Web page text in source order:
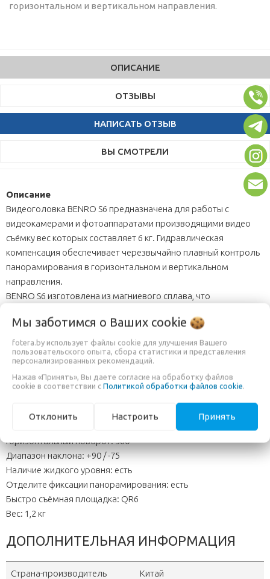
горизонтальном и вертикальном направления.
ОПИСАНИЕ
ОТЗЫВЫ
НАПИСАТЬ ОТЗЫВ
ВЫ СМОТРЕЛИ
Описание
Видеоголовка BENRO S6 предназначена для работы с
видеокамерами и фотоаппаратами производящими видео
съёмку вес которых составляет 6 кг. Гидравлическая
компенсация обеспечивает черезвычайно плавный контроль
панорамирования в горизонтальном и вертикальном
направления.
BENRO S6 изготовлена из магниевого сплава, что
штатив, так и на монопод и на слайдеры с резьбовым
креплением 3/8 дюйма. Благодаря наличию быстро съёмной
площадки QR6, делает установку и быстрый съём камеры
достаточно простой и лёгкой. Длинная рукоятка позволит
свободно управлять головкой.
Технические особенности:
Горизонтальный поворот: 360 °
Диапазон наклона: +90 / -75
Наличие жидкого уровня: есть
Отделите фиксации панорамирования: есть
Быстро съёмная площадка: QR6
Вес: 1,2 кг
ДОПОЛНИТЕЛЬНАЯ ИНФОРМАЦИЯ
Страна-производитель Китай
Мы заботимся о Ваших cookie
fotera.by использует файлы cookie для улучшения Вашего
пользовательского опыта, сбора статистики и представления
персонализированных рекомендаций.
Нажав «Принять», Вы даете согласие на обработку файлов
cookie в соответствии с Политикой обработки файлов cookie.
Отклонить Настроить Принять